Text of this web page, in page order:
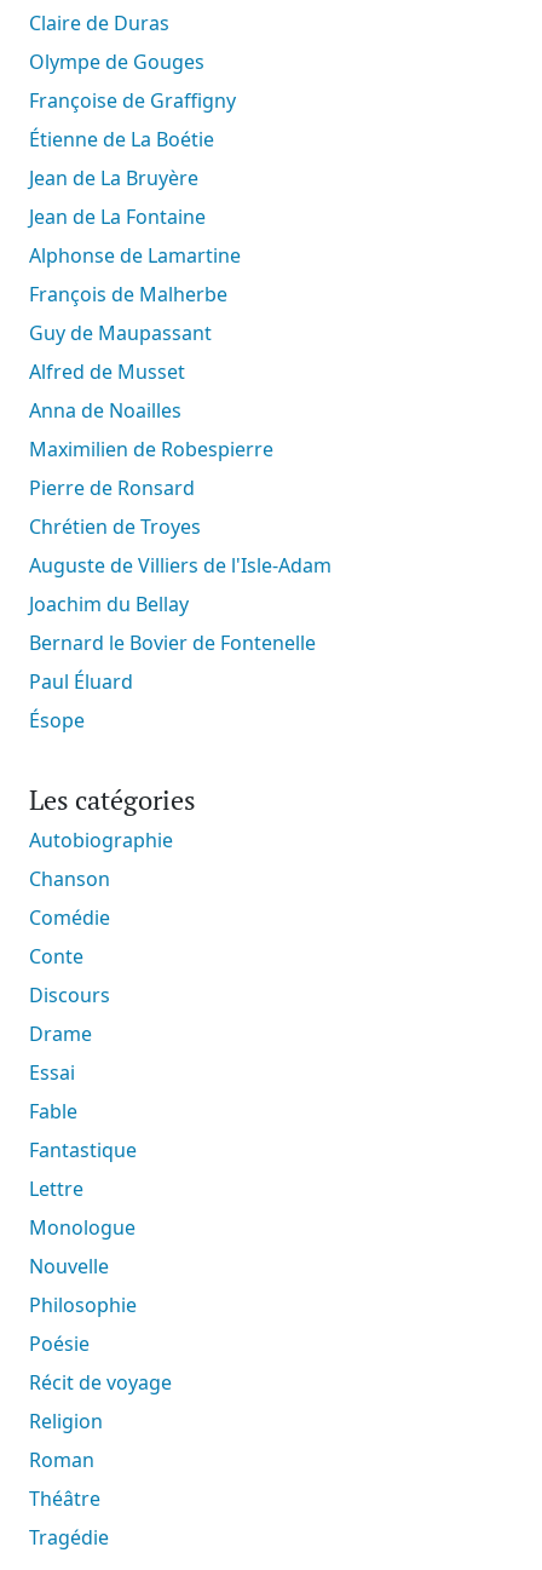
Claire de Duras
Olympe de Gouges
Françoise de Graffigny
Étienne de La Boétie
Jean de La Bruyère
Jean de La Fontaine
Alphonse de Lamartine
François de Malherbe
Guy de Maupassant
Alfred de Musset
Anna de Noailles
Maximilien de Robespierre
Pierre de Ronsard
Chrétien de Troyes
Auguste de Villiers de l'Isle-Adam
Joachim du Bellay
Bernard le Bovier de Fontenelle
Paul Éluard
Ésope
Les catégories
Autobiographie
Chanson
Comédie
Conte
Discours
Drame
Essai
Fable
Fantastique
Lettre
Monologue
Nouvelle
Philosophie
Poésie
Récit de voyage
Religion
Roman
Théâtre
Tragédie